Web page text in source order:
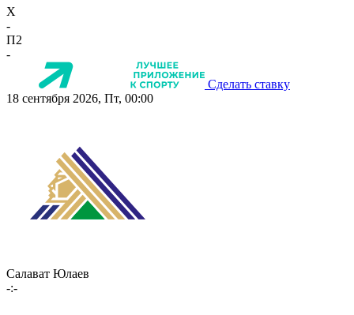
X
-
П2
-
Сделать ставку
18 сентября 2026, Пт, 00:00
Салават Юлаев
-:-